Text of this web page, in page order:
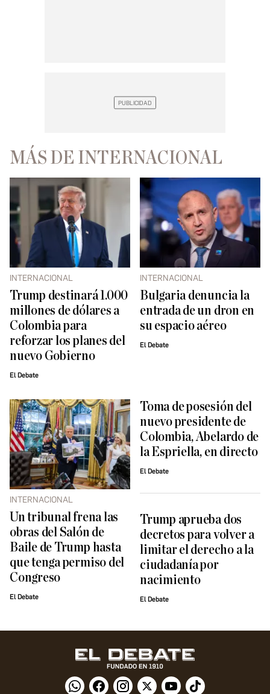
MÁS DE INTERNACIONAL
INTERNACIONAL
Trump destinará 1.000
millones de dólares a
Colombia para
reforzar los planes del
nuevo Gobierno
El Debate
INTERNACIONAL
Bulgaria denuncia la
entrada de un dron en
su espacio aéreo
El Debate
INTERNACIONAL
Un tribunal frena las
obras del Salón de
Baile de Trump hasta
que tenga permiso del
Congreso
El Debate
Toma de posesión del
nuevo presidente de
Colombia, Abelardo de
la Espriella, en directo
El Debate
Trump aprueba dos
decretos para volver a
limitar el derecho a la
ciudadanía por
nacimiento
El Debate